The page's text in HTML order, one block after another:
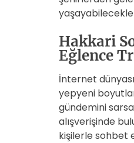
Hakkari
Eğlence
İnternet
yepyeni
gündemini
alışverişinde
kişilerle sohbet